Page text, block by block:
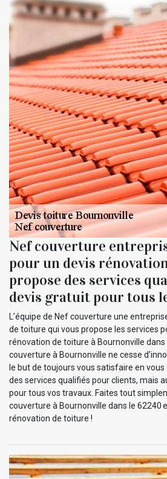
Nef couverture
pour un devis
propose des services
devis gratuit pour tous
L’équipe de Nef couverture une
de toiture qui vous propose les services
rénovation de toiture à Bournonville
couverture à Bournonville ne cesse
le but de toujours vous satisfaire en
des services qualifiés pour clients, mais
pour tous vos travaux. Faites tout
couverture à Bournonville dans le 62240
rénovation de toiture !